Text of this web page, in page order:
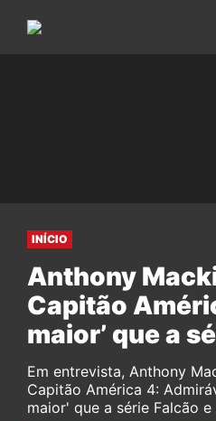
INÍCIO
Anthony
Capitão
maior’ que a
Em entrevista, Anthony
Capitão América 4:
maior' que a série Falcão